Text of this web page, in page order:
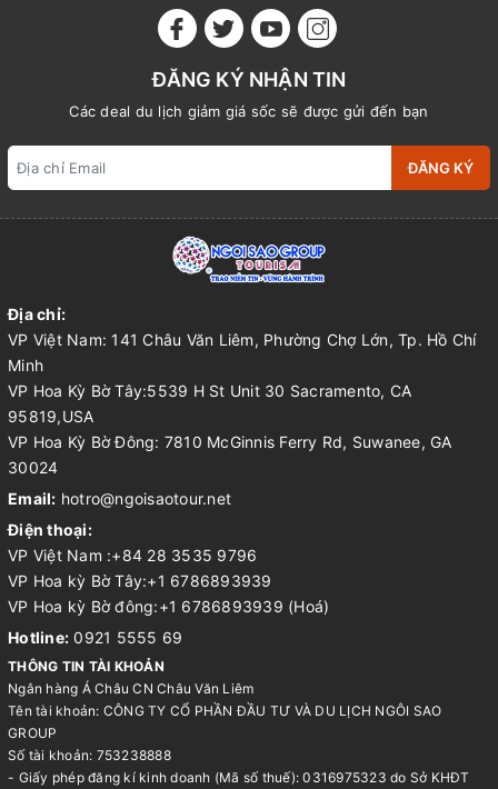
ĐĂNG KÝ NHẬN TIN
Các deal du lịch giảm giá sốc sẽ được gửi đến bạn
ĐĂNG KÝ
Địa chỉ:
VP Việt Nam: 141 Châu Văn Liêm, Phường Chợ Lớn, Tp. Hồ Chí
Minh
VP Hoa Kỳ Bờ Tây:5539 H St Unit 30 Sacramento, CA
95819,USA
VP Hoa Kỳ Bờ Đông: 7810 McGinnis Ferry Rd, Suwanee, GA
30024
Email: hotro@ngoisaotour.net
Điện thoại:
VP Việt Nam :+84 28 3535 9796
VP Hoa kỳ Bờ Tây:+1 6786893939
VP Hoa kỳ Bờ đông:+1 6786893939 (Hoá)
Hotline: 0921 5555 69
THÔNG TIN TÀI KHOẢN
Ngân hàng Á Châu CN Châu Văn Liêm
Tên tài khoản: CÔNG TY CỔ PHẦN ĐẦU TƯ VÀ DU LỊCH NGÔI SAO
GROUP
Số tài khoản: 753238888
- Giấy phép đăng kí kinh doanh (Mã số thuế): 0316975323 do Sở KHĐT